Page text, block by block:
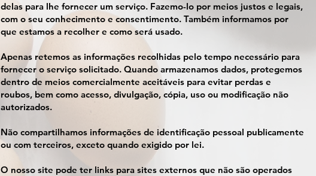
delas para lhe fornecer um serviço. Fazemo-lo por meios justos e legais,
com o seu conhecimento e consentimento. Também informamos por
que estamos a recolher e como será usado.
Apenas retemos as informações recolhidas pelo tempo necessário para
fornecer o serviço solicitado. Quando armazenamos dados, protegemos
dentro de meios comercialmente aceitáveis ​​para evitar perdas e
roubos, bem como acesso, divulgação, cópia, uso ou modificação não
autorizados.
Não compartilhamos informações de identificação pessoal publicamente
ou com terceiros, exceto quando exigido por lei.
O nosso site pode ter links para sites externos que não são operados